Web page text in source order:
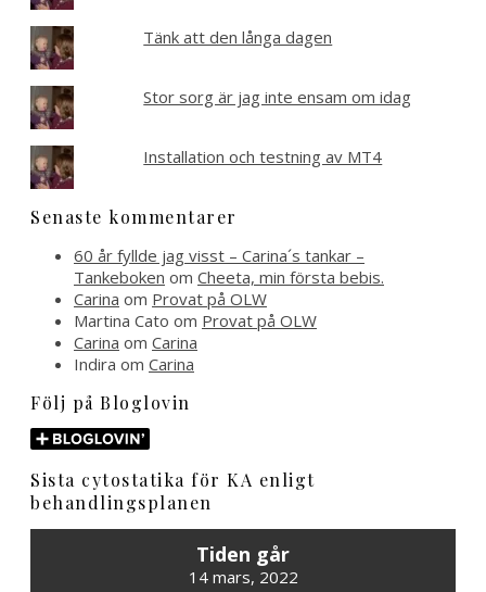
Tänk att den långa dagen
Stor sorg är jag inte ensam om idag
Installation och testning av MT4
Senaste kommentarer
60 år fyllde jag visst – Carina´s tankar –
Tankeboken om Cheeta, min första bebis.
Carina om Provat på OLW
Martina Cato om Provat på OLW
Carina om Carina
Indira om Carina
Följ på Bloglovin
Sista cytostatika för KA enligt
behandlingsplanen
Tiden går
14 mars, 2022